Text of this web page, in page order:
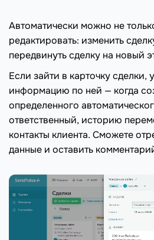
Автоматически можно не
редактировать: изменить
передвинуть сделку на новый
Если зайти в карточку сделки,
информацию по ней — когда
определенного
ответственный, историю
контакты клиента. Сможете
данные и оставить